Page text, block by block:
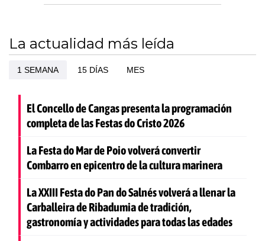
La actualidad más leída
1 SEMANA 15 DÍAS MES
El Concello de Cangas presenta la programación
completa de las Festas do Cristo 2026
La Festa do Mar de Poio volverá convertir
Combarro en epicentro de la cultura marinera
La XXIII Festa do Pan do Salnés volverá a llenar la
Carballeira de Ribadumia de tradición,
gastronomía y actividades para todas las edades